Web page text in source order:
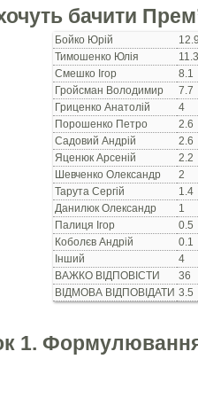
бачити
Бойко Юрій
Тимошенко Юлія
11.3
Смешко Ігор
8.1
Гройсман Володимир
7.7
Гриценко Анатолій
4
Порошенко Петро
2.6
Садовий Андрій
2.6
Яценюк Арсеній
2.2
Шевченко Олександр
2
Тарута Сергій
1.4
Данилюк Олександр
1
Палиця Ігор
0.5
Коболєв Андрій
0.1
Інший
4
ВАЖКО ВІДПОВІСТИ
36
ВІДМОВА ВІДПОВІДАТИ 3.5
1.